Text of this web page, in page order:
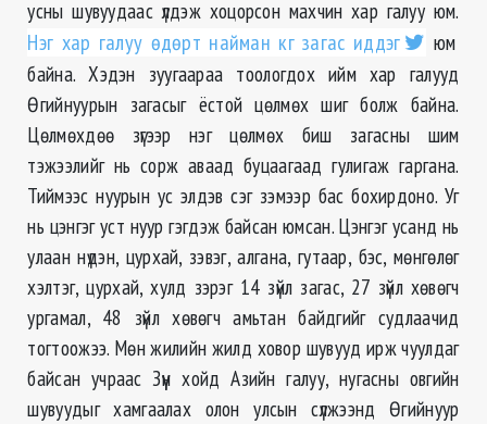
усны шувуудаас үлдэж хоцорсон махчин хар галуу юм.
Нэг хар галуу өдөрт найман кг загас иддэг
юм
байна. Хэдэн зуугаараа тоологдох ийм хар галууд
Өгийнуурын загасыг ёстой цөлмөх шиг болж байна.
Цөлмөхдөө зүгээр нэг цөлмөх биш загасны шим
тэжээлийг нь сорж аваад буцаагаад гулигаж гаргана.
Тиймээс нуурын ус элдэв сэг зэмээр бас бохирдоно. Уг
нь цэнгэг уст нуур гэгдэж байсан юмсан. Цэнгэг усанд нь
улаан нүдэн, цурхай, зэвэг, алгана, гутаар, бэс, мөнгөлөг
хэлтэг, цурхай, хулд зэрэг 14 зүйл загас, 27 зүйл хөвөгч
ургамал, 48 зүйл хөвөгч амьтан байдгийг судлаачид
тогтоожээ. Мөн жилийн жилд ховор шувууд ирж чуулдаг
байсан учраас Зүүн хойд Азийн галуу, нугасны овгийн
шувуудыг хамгаалах олон улсын сүлжээнд Өгийнуур